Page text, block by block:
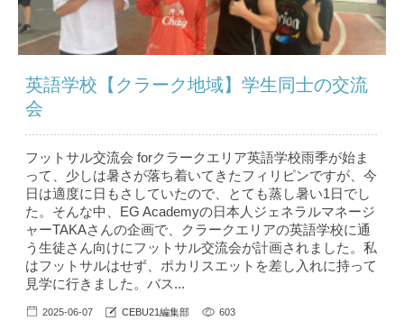
英語学校【クラーク地域】学生同士の交流
会
フットサル交流会 forクラークエリア英語学校雨季が始ま
って、少しは暑さが落ち着いてきたフィリピンですが、今
日は適度に日もさしていたので、とても蒸し暑い1日でし
た。そんな中、EG Academyの日本人ジェネラルマネージ
ャーTAKAさんの企画で、クラークエリアの英語学校に通
う生徒さん向けにフットサル交流会が計画されました。私
はフットサルはせず、ポカリスエットを差し入れに持って
見学に行きました。バス...
2025-06-07 CEBU21編集部 603